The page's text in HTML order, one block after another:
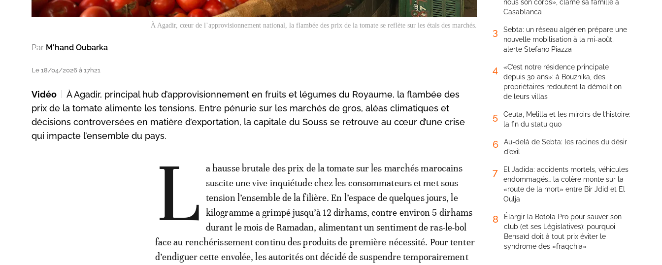
À Agadir, cœur de l’approvisionnement national, la flambée des prix de la tomate se reflète sur les étals des marchés.
Par M'hand Oubarka
Le 18/04/2026 à 17h21
Vidéo
À Agadir, principal hub d’approvisionnement en fruits et légumes du Royaume, la flambée des
prix de la tomate alimente les tensions. Entre pénurie sur les marchés de gros, aléas climatiques et
décisions controversées en matière d’exportation, la capitale du Souss se retrouve au cœur d’une crise
qui impacte l’ensemble du pays.
L
a hausse brutale des prix de la tomate sur les marchés marocains
suscite une vive inquiétude chez les consommateurs et met sous
tension l’ensemble de la filière. En l’espace de quelques jours, le
kilogramme a grimpé jusqu’à 12 dirhams, contre environ 5 dirhams
durant le mois de Ramadan, alimentant un sentiment de ras-le-bol
face au renchérissement continu des produits de première nécessité. Pour tenter
d’endiguer cette envolée, les autorités ont décidé de suspendre temporairement
nous son corps», clame sa famille à
Casablanca
3
Sebta: un réseau algérien prépare une
nouvelle mobilisation à la mi-août,
alerte Stefano Piazza
4
«C’est notre résidence principale
depuis 30 ans»: à Bouznika, des
propriétaires redoutent la démolition
de leurs villas
5
Ceuta, Melilla et les miroirs de l’histoire:
la fin du statu quo
6
Au-delà de Sebta: les racines du désir
d’exil
7
El Jadida: accidents mortels, véhicules
endommagés… la colère monte sur la
«route de la mort» entre Bir Jdid et El
Oulja
8
Élargir la Botola Pro pour sauver son
club (et ses Législatives): pourquoi
Bensaïd doit à tout prix éviter le
syndrome des «fraqchia»